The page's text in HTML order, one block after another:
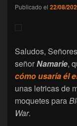
Publicado el 22/08/
Saludos,
señorNamarie,
cómo usaría él
unas letricas de
moquetes para
War.